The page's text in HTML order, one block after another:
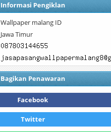
Informasi Pengiklan
Wallpaper malang ID
Jawa Timur
Bagikan Penawaran
Facebook
Twitter